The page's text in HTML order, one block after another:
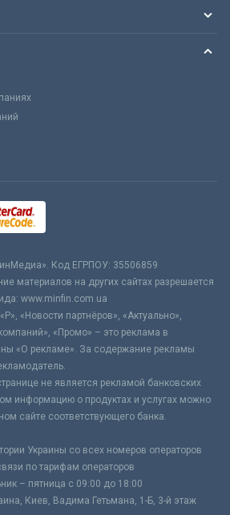
Код ЕГРПОУ: 35506859
материалов на других сайтах разрешается
www.minfin.com.ua
«Новости партнёров», «Актуально»,
«Промо» – это реклама в
«О рекламе». За содержание рекламы
не является рекламой банковских
информацию о продуктах и услугах можно
сайте соответствующего банка.
Украины со всех номеров операторов
по тарифам операторов
– пятница с 09:00 до 18:00
Киев, Вадима Гетьмана, 1-Б, 3-й этаж